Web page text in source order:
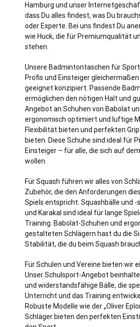
Hamburg und unser
dass Du alles findest, was Du
oder Experte. Bei uns findest Du
wie Huck, die für Premiumqualität
stehen.
Unsere Badmintontaschen für
Profis und Einsteiger
geeignet konzipiert. Passende
ermöglichen den nötigen Halt und
Angebot an Schuhen von Babolat
ergonomisch optimiert und luftige
Flexibilität bieten und perfekten
bieten. Diese Schuhe sind ideal für
Einsteiger – für alle, die sich auf
wollen.
Für Squash führen wir alles von
Zubehör, die den Anforderungen
Spiels entspricht. Squashbälle und
und Karakal sind ideal für lange
Training. Babolat-Schuhen und
gestalteten Schlägern hast du die
Stabilität, die du beim Squash
Für Schulen und Vereine bieten wir
Unser Schulsport-Angebot
und widerstandsfähige Bälle, die
Unterricht und das Training
Robuste Modelle wie der „Oliver
Schläger bieten den perfekten